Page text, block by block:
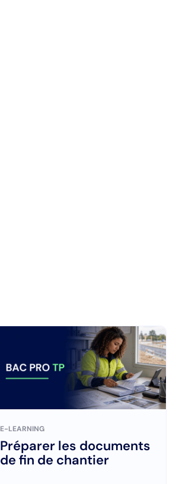
E-LEARNING
Préparer les documents
de fin de chantier